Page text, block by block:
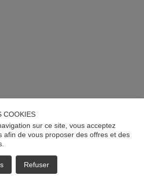
COOKIES
sur ce site, vous acceptez
afin de vous proposer des offres et des
Refuser